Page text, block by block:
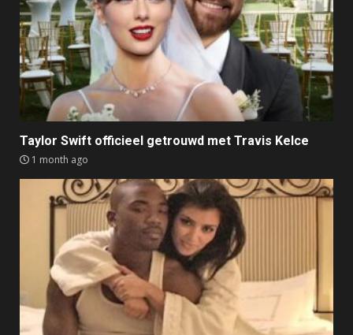
Taylor Swift officieel getrouwd met Travis Kelce
1 month ago